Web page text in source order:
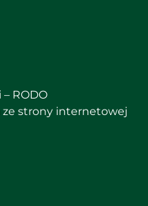
RODO
strony internetowej